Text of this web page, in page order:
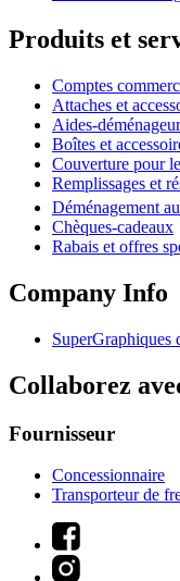
Produits et
Comptes
Attaches et
Aides-
Boîtes et
Couverture pour
Remplissages et
Déménagement
Chèques-cadeaux
Rabais et offres
Company Info
SuperGraphiques
Collaborez
Fournisseur
Concessionnaire
Transporteur de